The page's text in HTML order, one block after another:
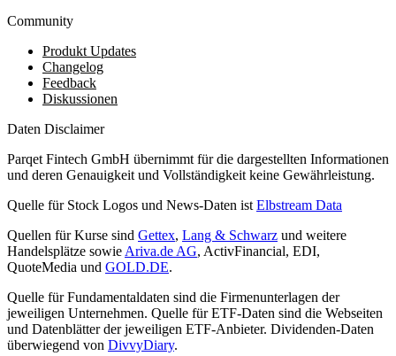
Community
Produkt Updates
Changelog
Feedback
Diskussionen
Daten Disclaimer
Parqet Fintech GmbH übernimmt für die dargestellten Informationen
und deren Genauigkeit und Vollständigkeit keine Gewährleistung.
Quelle für Stock Logos und News-Daten ist Elbstream Data
Quellen für Kurse sind Gettex, Lang & Schwarz und weitere
Handelsplätze sowie Ariva.de AG, ActivFinancial, EDI,
QuoteMedia und GOLD.DE.
Quelle für Fundamentaldaten sind die Firmenunterlagen der
jeweiligen Unternehmen. Quelle für ETF-Daten sind die Webseiten
und Datenblätter der jeweiligen ETF-Anbieter. Dividenden-Daten
überwiegend von DivvyDiary.